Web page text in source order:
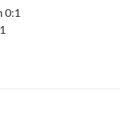
0:1